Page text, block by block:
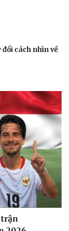
cách nhìn về